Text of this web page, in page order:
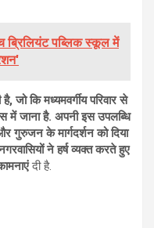
ब्रिलियंट पब्लिक स्कूल में
जो कि मध्यमवर्गीय परिवार से
में जाना है. अपनी इस उपलब्धि
गुरुजन के मार्गदर्शन को दिया
ने हर्ष व्यक्त करते हुए
दी है.